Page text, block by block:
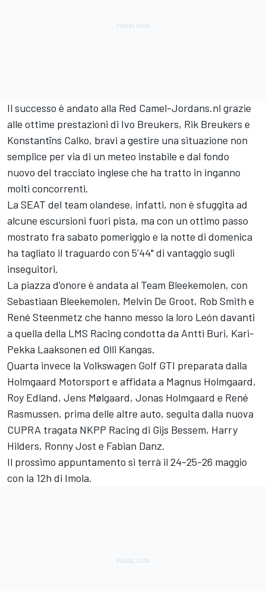
Il successo è andato alla Red Camel-Jordans.nl grazie
alle ottime prestazioni di Ivo Breukers, Rik Breukers e
Konstantīns Calko, bravi a gestire una situazione non
semplice per via di un meteo instabile e dal fondo
nuovo del tracciato inglese che ha tratto in inganno
molti concorrenti.
La SEAT del team olandese, infatti, non è sfuggita ad
alcune escursioni fuori pista, ma con un ottimo passo
mostrato fra sabato pomeriggio e la notte di domenica
ha tagliato il traguardo con 5'44" di vantaggio sugli
inseguitori.
La piazza d'onore è andata al Team Bleekemolen, con
Sebastiaan Bleekemolen, Melvin De Groot, Rob Smith e
René Steenmetz che hanno messo la loro León davanti
a quella della LMS Racing condotta da Antti Buri, Kari-
Pekka Laaksonen ed Olli Kangas.
Quarta invece la Volkswagen Golf GTI preparata dalla
Holmgaard Motorsport e affidata a Magnus Holmgaard,
Roy Edland, Jens Mølgaard, Jonas Holmgaard e René
Rasmussen, prima delle altre auto, seguita dalla nuova
CUPRA tragata NKPP Racing di Gijs Bessem, Harry
Hilders, Ronny Jost e Fabian Danz.
Il prossimo appuntamento si terrà il 24-25-26 maggio
con la 12h di Imola.